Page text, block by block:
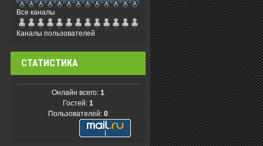
Все каналы
Каналы пользователей
СТАТИСТИКА
Онлайн всего: 1
Гостей: 1
Пользователей: 0